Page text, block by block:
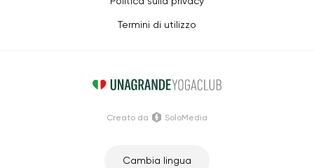
Termini di utilizzo
Cambia lingua
Creato da SoloMedia